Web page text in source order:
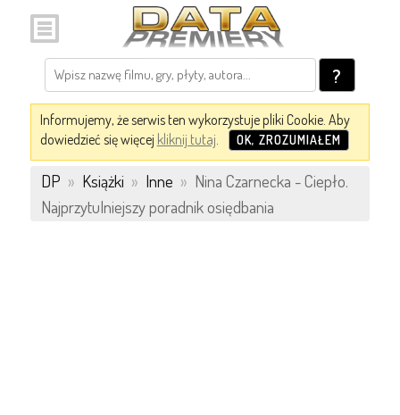
?
Informujemy, że serwis ten wykorzystuje pliki Cookie. Aby
dowiedzieć się więcej kliknij tutaj. OK, ZROZUMIAŁEM
DP » Książki » Inne » Nina Czarnecka - Ciepło.
Najprzytulniejszy poradnik osiędbania